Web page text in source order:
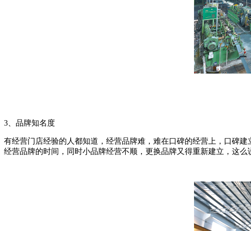
3、品牌知名度
有经营门店经验的人都知道，经营品牌难，难在口碑的经营上，口碑
经营品牌的时间，同时小品牌经营不顺，更换品牌又得重新建立，这么